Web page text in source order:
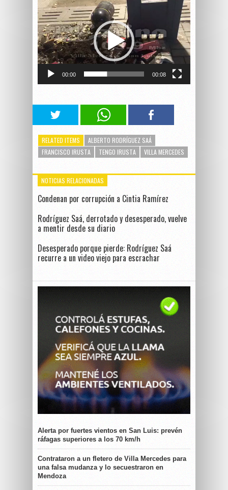
Reproductor
de
vídeo
00:00 00:08
RELATED ITEMS
ALBERTO RODRÍGUEZ SAÁ
FRANCISCO IRUSTA
TENGO IRUSTA VILLA MERCEDES
NOTICIAS RELACIONADAS
Condenan por corrupción a Cintia Ramírez
Rodríguez Saá, derrotado y desesperado, vuelve
a mentir desde su diario
Desesperado porque pierde: Rodríguez Saá
recurre a un video viejo para escrachar
Alerta por fuertes vientos en San Luis: prevén
ráfagas superiores a los 70 km/h
Contrataron a un fletero de Villa Mercedes para
una falsa mudanza y lo secuestraron en
Mendoza